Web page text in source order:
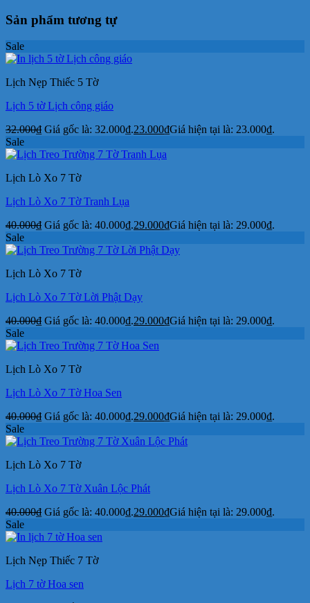
Sản phẩm tương tự
Sale
Lịch Nẹp Thiếc 5 Tờ
Lịch 5 tờ Lịch công giáo
32.000₫ Giá gốc là: 32.000₫.23.000₫Giá hiện tại là: 23.000₫.
Sale
Lịch Lò Xo 7 Tờ
Lịch Lò Xo 7 Tờ Tranh Lụa
40.000₫ Giá gốc là: 40.000₫.29.000₫Giá hiện tại là: 29.000₫.
Sale
Lịch Lò Xo 7 Tờ
Lịch Lò Xo 7 Tờ Lời Phật Dạy
40.000₫ Giá gốc là: 40.000₫.29.000₫Giá hiện tại là: 29.000₫.
Sale
Lịch Lò Xo 7 Tờ
Lịch Lò Xo 7 Tờ Hoa Sen
40.000₫ Giá gốc là: 40.000₫.29.000₫Giá hiện tại là: 29.000₫.
Sale
Lịch Lò Xo 7 Tờ
Lịch Lò Xo 7 Tờ Xuân Lộc Phát
40.000₫ Giá gốc là: 40.000₫.29.000₫Giá hiện tại là: 29.000₫.
Sale
Lịch Nẹp Thiếc 7 Tờ
Lịch 7 tờ Hoa sen